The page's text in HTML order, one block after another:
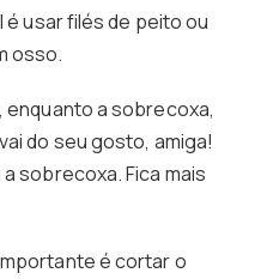
é usar filés de peito ou
osso.
enquanto a sobrecoxa,
do seu gosto, amiga!
sobrecoxa. Fica mais
é cortar o